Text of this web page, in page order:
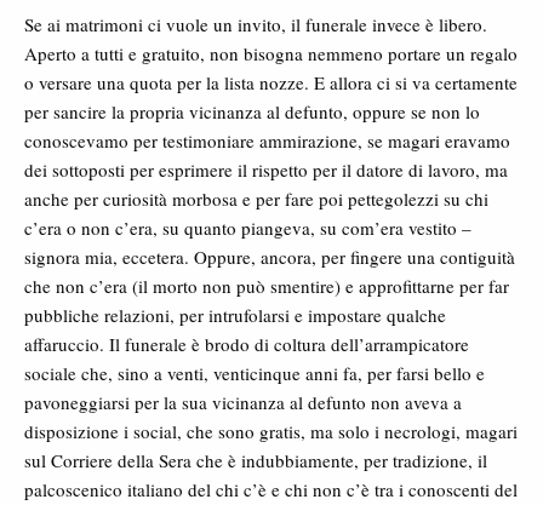
Se ai matrimoni ci vuole un invito, il funerale invece è libero.
Aperto a tutti e gratuito, non bisogna nemmeno portare un regalo
o versare una quota per la lista nozze. E allora ci si va certamente
per sancire la propria vicinanza al defunto, oppure se non lo
conoscevamo per testimoniare ammirazione, se magari eravamo
dei sottoposti per esprimere il rispetto per il datore di lavoro, ma
anche per curiosità morbosa e per fare poi pettegolezzi su chi
c’era o non c’era, su quanto piangeva, su com’era vestito –
signora mia, eccetera. Oppure, ancora, per fingere una contiguità
che non c’era (il morto non può smentire) e approfittarne per far
pubbliche relazioni, per intrufolarsi e impostare qualche
affaruccio. Il funerale è brodo di coltura dell’arrampicatore
sociale che, sino a venti, venticinque anni fa, per farsi bello e
pavoneggiarsi per la sua vicinanza al defunto non aveva a
disposizione i social, che sono gratis, ma solo i necrologi, magari
sul Corriere della Sera che è indubbiamente, per tradizione, il
palcoscenico italiano del chi c’è e chi non c’è tra i conoscenti del